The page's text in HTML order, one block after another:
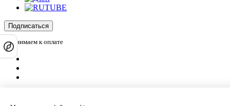
Подписаться
Принимаем к оплате
Оставляя на сайте свои контактные данные, Вы даете согласие на обработку